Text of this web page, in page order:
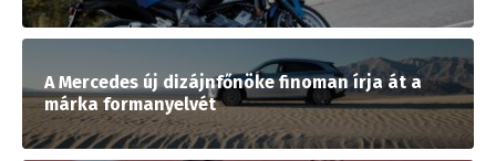
A Mercedes új dizájnfőnöke finoman írja át a
márka formanyelvét